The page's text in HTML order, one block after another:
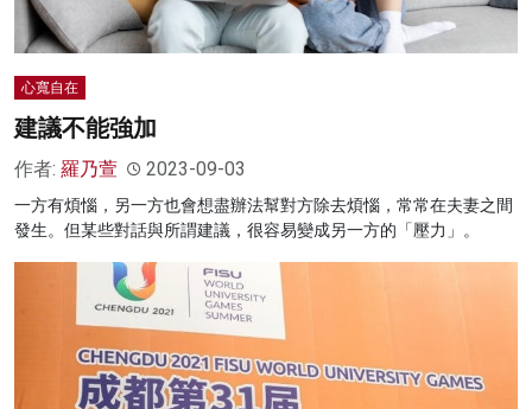
心寬自在
建議不能強加
作者: 羅乃萱 2023-09-03
一方有煩惱，另一方也會想盡辦法幫對方除去煩惱，常常在夫妻之間
發生。但某些對話與所謂建議，很容易變成另一方的「壓力」。